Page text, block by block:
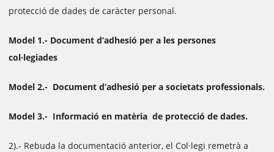
protecció de dades de caràcter personal.
Model 1.- Document d’adhesió per a les persones
col·legiades
Model 2.- Document d’adhesió per a societats professionals.
Model 3.- Informació en matèria de protecció de dades.
2).- Rebuda la documentació anterior, el Col·legi remetrà a